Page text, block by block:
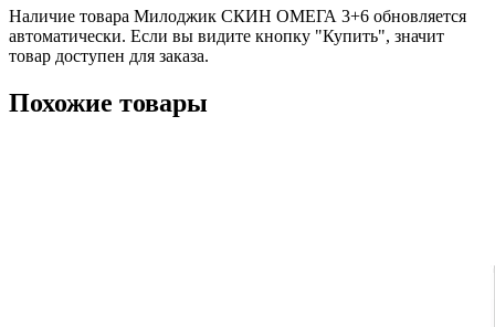
Наличие товара Милоджик СКИН ОМЕГА 3+6 обновляется
автоматически. Если вы видите кнопку "Купить", значит
товар доступен для заказа.
Похожие товары